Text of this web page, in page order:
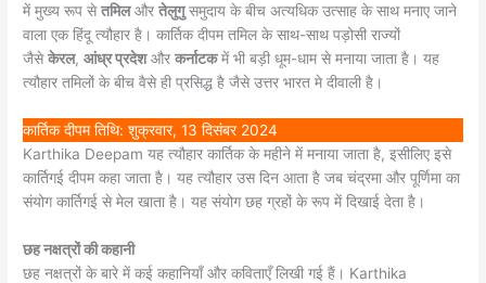
में मुख्य रूप सेतमिलऔरतेलुगुसमुदाय के बीच अत्यधिक उत्साह के साथ मनाए जाने
वाला एक हिंदू त्यौहार है। कार्तिक दीपम तमिल के साथ-साथ पड़ोसी राज्यों
जैसेकेरल,आंध्र प्रदेशऔरकर्नाटकमें भी बड़ी धूम-धाम से मनाया जाता है। यह
त्यौहार तमिलों के बीच वैसे ही प्रसिद्ध है जैसे उत्तर भारत मे दीवाली है।
कार्तिक दीपम तिथि: शुक्रवार, 13 दिसंबर 2024
Karthika Deepam यह त्यौहार कार्तिक के महीने में मनाया जाता है, इसीलिए इसे
कार्तिगई दीपम कहा जाता है। यह त्यौहार उस दिन आता है जब चंद्रमा और पूर्णिमा का
संयोग कार्तिगई से मेल खाता है। यह संयोग छह ग्रहों के रूप में दिखाई देता है।
छह नक्षत्रों की कहानी
छह नक्षत्रों के बारे में कई कहानियाँ और कविताएँ लिखी गई हैं। Karthika